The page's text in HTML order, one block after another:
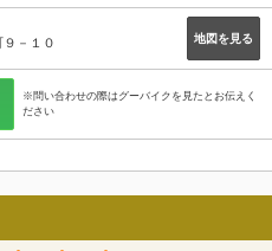
地図を見る
－１０
※問い合わせの際はグーバイクを見たとお伝えく
ださい